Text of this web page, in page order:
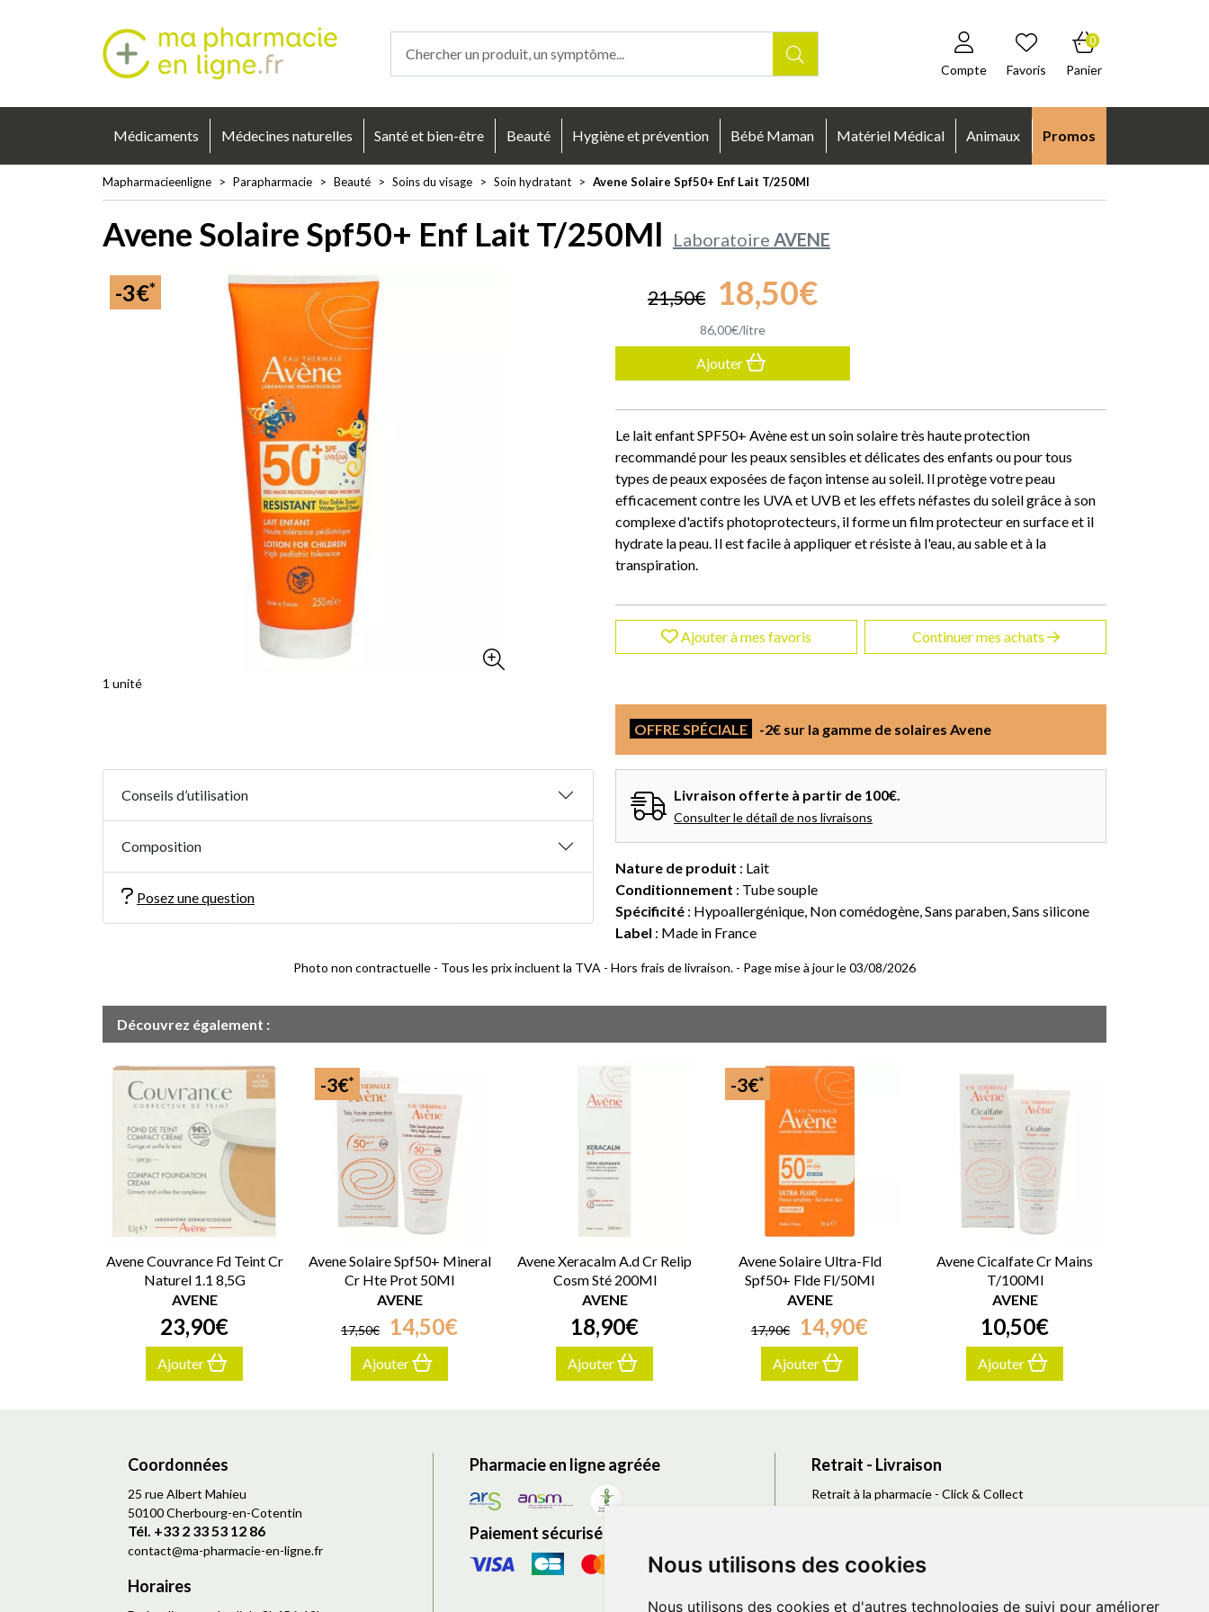
Nous utilisons des cookies
Nous utilisons des cookies et d'autres technologies de suivi pour améliorer
Compte Favoris Panier
0
Médicaments Médecines naturelles Santé et bien-être Beauté Hygiène et prévention Bébé Maman Matériel Médical Animaux Promos
Mapharmacieenligne Parapharmacie Beauté Soins du visage Soin hydratant Avene Solaire Spf50+ Enf Lait T/250Ml
Avene Solaire Spf50+ Enf Lait T/250Ml Laboratoire AVENE
-3€*
1 unité
21,50€ 18,50€
86,00€/litre
Ajouter
Le lait enfant SPF50+ Avène est un soin solaire très haute protection
recommandé pour les peaux sensibles et délicates des enfants ou pour tous
types de peaux exposées de façon intense au soleil. Il protège votre peau
efficacement contre les UVA et UVB et les effets néfastes du soleil grâce à son
complexe d'actifs photoprotecteurs, il forme un film protecteur en surface et il
hydrate la peau. Il est facile à appliquer et résiste à l'eau, au sable et à la
transpiration.
Ajouter à mes favoris Continuer mes achats
OFFRE SPÉCIALE -2€ sur la gamme de solaires Avene
Conseils d’utilisation
Composition
Posez une question
Livraison offerte à partir de 100€.
Consulter le détail de nos livraisons
Nature de produit : Lait
Conditionnement : Tube souple
Spécificité : Hypoallergénique, Non comédogène, Sans paraben, Sans silicone
Label : Made in France
Photo non contractuelle - Tous les prix incluent la TVA - Hors frais de livraison. - Page mise à jour le 03/08/2026
Découvrez également :
Avene Couvrance Fd Teint Cr
Naturel 1.1 8,5G
AVENE
23,90€
Ajouter
-3€*
Avene Solaire Spf50+ Mineral
Cr Hte Prot 50Ml
AVENE
17,50€ 14,50€
Ajouter
Avene Xeracalm A.d Cr Relip
Cosm Sté 200Ml
AVENE
18,90€
Ajouter
-3€*
Avene Solaire Ultra-Fld
Spf50+ Flde Fl/50Ml
AVENE
17,90€ 14,90€
Ajouter
Avene Cicalfate Cr Mains
T/100Ml
AVENE
10,50€
Ajouter
Coordonnées
25 rue Albert Mahieu
50100 Cherbourg-en-Cotentin
Tél. +33 2 33 53 12 86
contact@ma-pharmacie-en-ligne.fr
Horaires
Pharmacie en ligne agréée
Paiement sécurisé
Retrait - Livraison
Retrait à la pharmacie - Click & Collect